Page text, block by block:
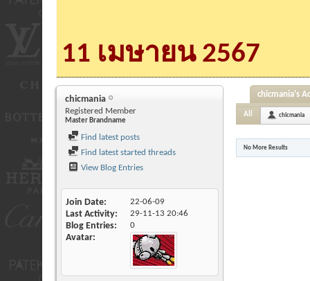
11 เมษายน 2567
chicmania
Registered Member
Master Brandname
Find latest posts
Find latest started threads
View Blog Entries
Join Date 22-06-09
Last Activity 29-11-13 20:46
Blog Entries 0
Avatar
chicmania's
All chicmania
No More Results